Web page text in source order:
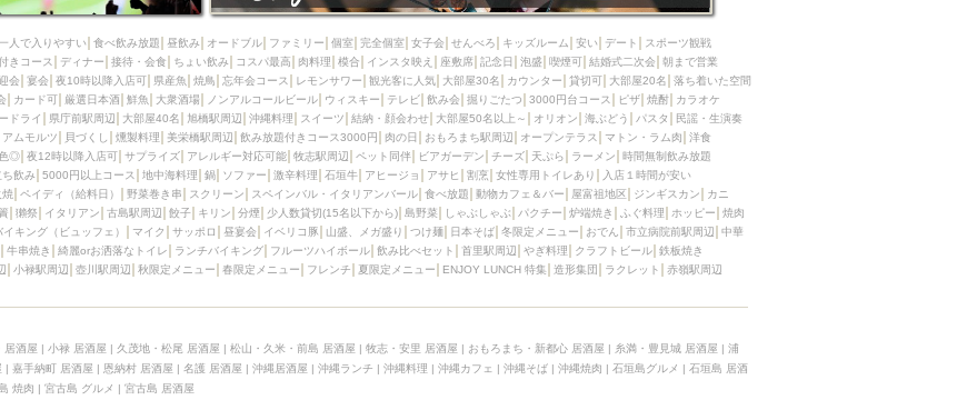
人で入りやすい 食べ飲み放題 昼飲み オードブル ファミリー 個室 完全個室 女子会 せんべろ キッズルーム 安い デート
スポーツ観戦
きコース ディナー 接待・会食 ちょい飲み コスパ最高 肉料理 模合 インスタ映え 座敷席 記念日 泡盛 喫煙可 結婚式二次会 朝まで営業
会 宴会 夜10時以降入店可 県産魚 焼鳥 忘年会コース レモンサワー 観光客に人気 大部屋30名 カウンター 貸切可 大部屋20名
落ち着いた空間
カード可 厳選日本酒 鮮魚 大衆酒場 ノンアルコールビール ウィスキー テレビ 飲み会 掘りごたつ 3000円台コース ピザ 焼酎
カラオケ
ドライ 県庁前駅周辺 大部屋40名 旭橋駅周辺 沖縄料理 スイーツ 結納・顔会わせ 大部屋50名以上～ オリオン 海ぶどう パスタ
民謡・生演奏
アムモルツ 貝づくし 燻製料理 美栄橋駅周辺 飲み放題付きコース3000円 肉の日 おもろまち駅周辺 オープンテラス マトン・ラム肉
洋食
◎ 夜12時以降入店可 サプライズ アレルギー対応可能 牧志駅周辺 ペット同伴 ビアガーデン チーズ 天ぷら ラーメン
時間無制飲み放題
ち飲み 5000円以上コース 地中海料理 鍋 ソファー 激辛料理 石垣牛 アヒージョ アサヒ 割烹 女性専用トイレあり
入店１時間が安い
焼 ペイディ（給料日） 野菜巻き串 スクリーン スペインバル・イタリアンバール 食べ放題 動物カフェ＆バー 屋富祖地区 ジンギスカン
カニ
獺祭 イタリアン 古島駅周辺 餃子 キリン 分煙 少人数貸切(15名以下から) 島野菜 しゃぶしゃぶ パクチー 炉端焼き ふぐ料理 ホッピー
焼肉
イキング（ビュッフェ） マイク サッポロ 昼宴会 イベリコ豚 山盛、メガ盛り つけ麺 日本そば 冬限定メニュー おでん 市立病院前駅周辺
中華
牛串焼き 綺麗orお洒落なトイレ ランチバイキング フルーツハイボール 飲み比べセット 首里駅周辺 やぎ料理 クラフトビール 鉄板焼き
小禄駅周辺 壺川駅周辺 秋限定メニュー 春限定メニュー フレンチ 夏限定メニュー ENJOY LUNCH 特集 造形集団 ラクレット
赤嶺駅周辺
居酒屋 | 小禄 居酒屋 | 久茂地・松尾 居酒屋 | 松山・久米・前島 居酒屋 | 牧志・安里 居酒屋 | おもろまち・新都心 居酒屋 | 糸満・豊見城 居酒屋 | 浦
| 嘉手納町 居酒屋 | 恩納村 居酒屋 | 名護 居酒屋 | 沖縄居酒屋 | 沖縄ランチ | 沖縄料理 | 沖縄カフェ | 沖縄そば | 沖縄焼肉 | 石垣島グルメ | 石垣島 居酒
焼肉 | 宮古島 グルメ | 宮古島 居酒屋